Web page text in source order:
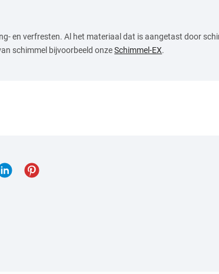
en verfresten. Al het materiaal dat is aangetast door
schimmel bijvoorbeeld onzeSchimmel-EX.